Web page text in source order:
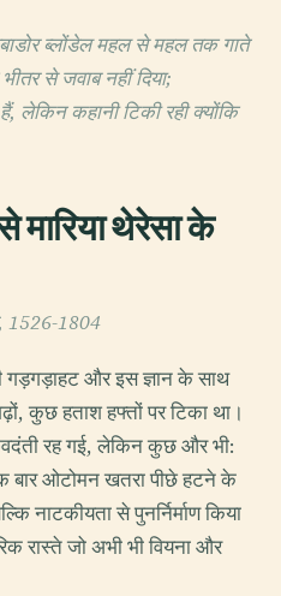
ब्लोंडेल महल से महल तक गाते
से जवाब नहीं दिया;
लेकिन कहानी टिकी रही क्योंकि
थेरेसा के
1526-1804
गड़गड़ाहट और इस ज्ञान के साथ
कुछ हताश हफ्तों पर टिका था।
रह गई, लेकिन कुछ और भी:
बार ओटोमन खतरा पीछे हटने के
नाटकीयता से पुनर्निर्माण किया
रास्ते जो अभी भी वियना और